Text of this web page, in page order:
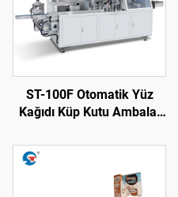
ST-100F Otomatik Yüz
Kağıdı Küp Kutu Ambalaj